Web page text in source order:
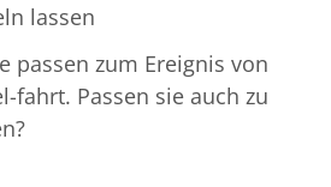
lassen
passen zum Ereignis von
fahrt. Passen sie auch zu